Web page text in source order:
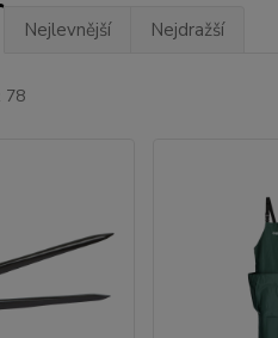
Nejlevnější Nejdražší
78